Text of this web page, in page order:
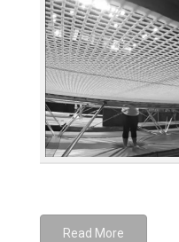
Read More